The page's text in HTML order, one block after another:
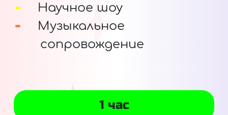
Научное шоу
Музыкальное
сопровождение
1 час